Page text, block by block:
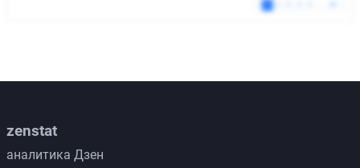
zenstat
аналитика Дзен